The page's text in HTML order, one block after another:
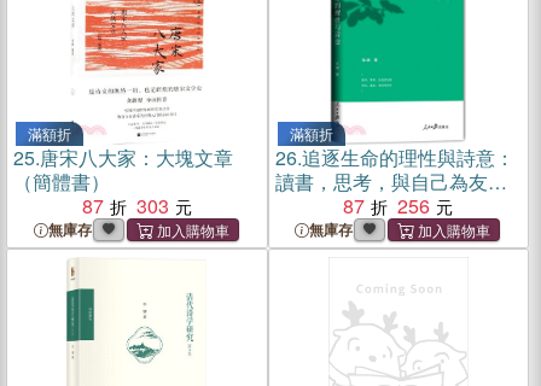
滿額折
25.唐宋八大家：大塊文章
（簡體書）
87
303
無庫存
滿額折
26.追逐生命的理性與詩意：
讀書，思考，與自己為友；
寫作，成長，與自己為伴。
（簡體書）
87 256
無庫存